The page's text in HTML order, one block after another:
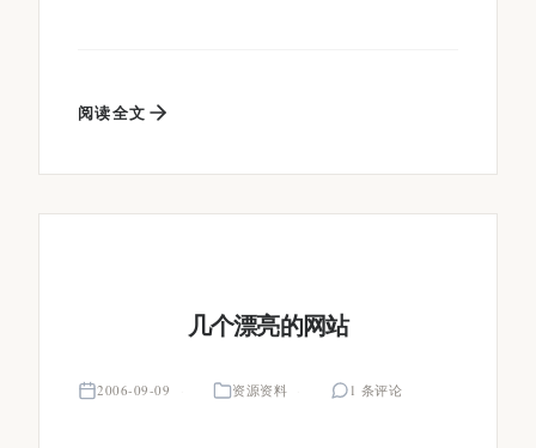
阅读全文
几个漂亮的网站
2006-09-09 资源资料 1 条评论